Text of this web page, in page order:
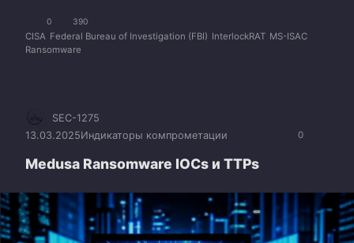
0 390
CISA Federal Bureau of Investigation (FBI) InterlockRAT MS-ISAC
Ransomware
0
SEC-1275
13.03.2025Индикаторы компрометации
Medusa Ransomware IOCs и TTPs